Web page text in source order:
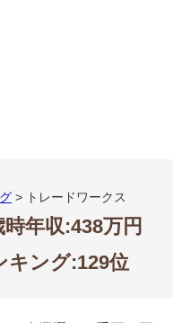
> トレードワークス
年収:438万円
キング:129位